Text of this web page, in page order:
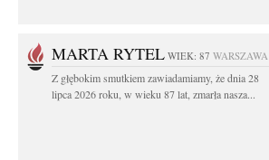
MARTA RYTEL WIEK: 87 WARSZAWA
Z głębokim smutkiem zawiadamiamy, że dnia 28
lipca 2026 roku, w wieku 87 lat, zmarła nasza...